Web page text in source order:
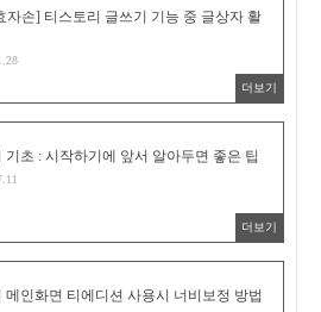
자손] 티스토리 글쓰기 기능 중 글상자 활
더보기
기초 : 시작하기에 앞서 알아두면 좋은 팁
더보기
메인화면 티에디션 사용시 너비보정 방법